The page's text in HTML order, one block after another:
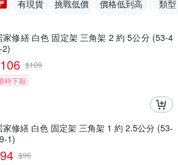
有現貨 挑戰低價 價格低到高 類型
家修繕 白色 固定架 三角架 2 約 5公分 (53-4
2)
106 $109
時下殺
家修繕 白色 固定架 三角架 1 約 2.5公分 (53-
1)
94 $96